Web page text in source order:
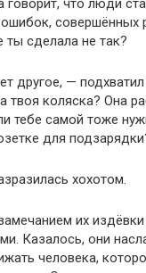
что люди
совершённых
сделала не так?
другое, —
твоя коляска? Она
тебе самой тоже
для
хохотом.
их издёвки
Казалось, они
человека,